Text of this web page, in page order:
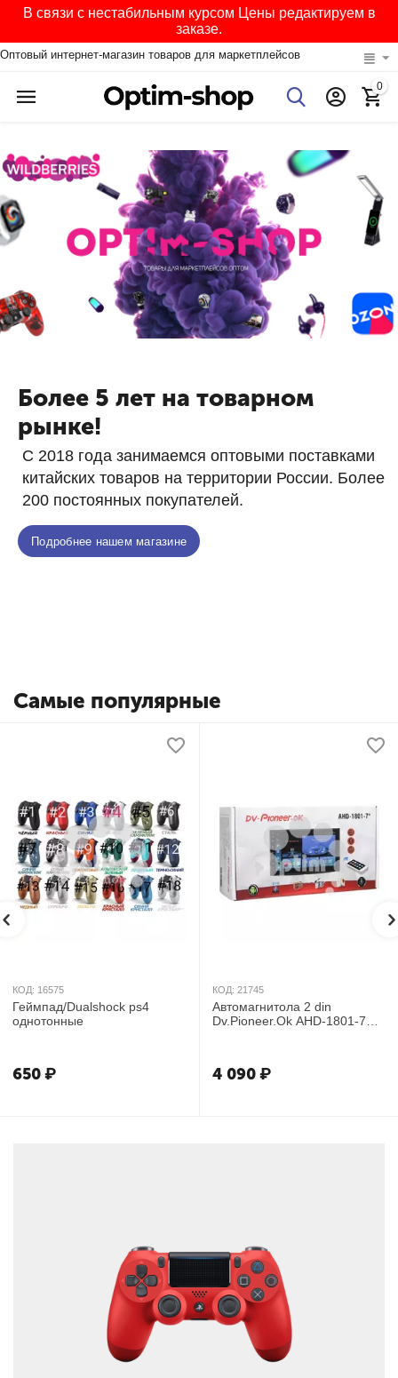
В связи с нестабильным курсом Цены редактируем в
заказе.
Оптовый интернет-магазин товаров для маркетплейсов
0
Более 5 лет на товарном
рынке!
С 2018 года занимаемся оптовыми поставками
китайских товаров на территории России. Более
200 постоянных покупателей.
Подробнее нашем магазине
Самые популярные
КОД: 16575
Геймпад/Dualshock ps4
однотонные
650₽
КОД: 21745
Автомагнитола 2 din
Dv.Pioneer.Ok AHD-1801-7
4 090₽